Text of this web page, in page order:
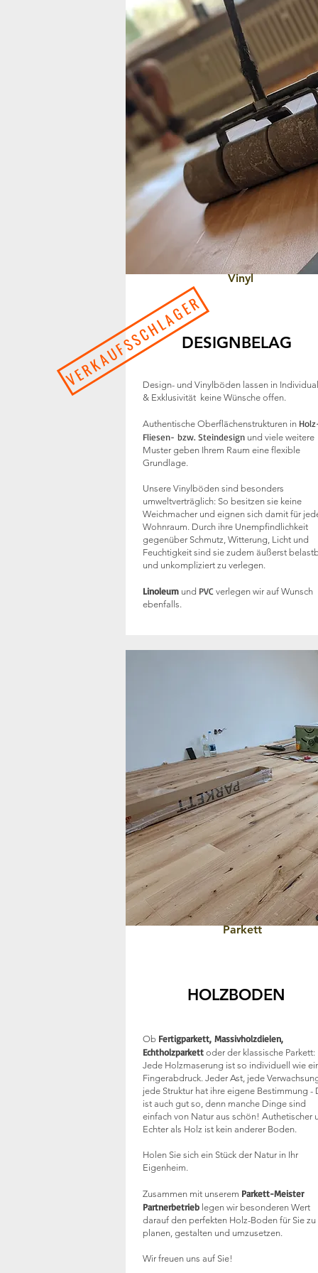
Vinyl
DESIGNBELAG
Design- und Vinylböden lassen in
& Exklusivität keine Wünsche offen.
Authentische Oberflächenstrukturen in
Fliesen- bzw. Steindesignund viele weitere
Muster geben Ihrem Raum eine flexible
Grundlage.
Unsere Vinylböden sind besonders
umweltverträglich: So besitzen sie keine
Weichmacher und eignen sich damit für
Wohnraum. Durch ihre Unempfindlichkeit
gegenüber Schmutz, Witterung, Licht und
Feuchtigkeit sind sie zudem äußerst
und unkompliziert zu verlegen.
Linoleumund PVCverlegen wir auf Wunsch
ebenfalls.
Parkett
HOLZBODEN
Ob Fertigparkett, Massivholzdielen,
Echtholzparkettoder der klassische Parkett:
Jede Holzmaserung ist so individuell wie
Fingerabdruck. Jeder Ast, jede
jede Struktur hat ihre eigene Bestimmung -
ist auch gut so, denn manche Dinge sind
einfach von Natur aus schön! Authetischer
Echter als Holz ist kein anderer Boden.
Holen Sie sich ein Stück der Natur in Ihr
Eigenheim.
Zusammen mit unserem Parkett-Meister
Partnerbetrieblegen wir besonderen Wert
darauf den perfekten Holz-Boden für Sie zu
planen, gestalten und umzusetzen.
Wir freuen uns auf Sie!
VERKAUFSSCHLAGER